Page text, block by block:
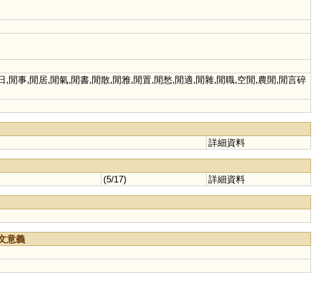
,閒事,閒居,閒氣,閒書,閒散,閒雅,閒置,閒愁,閒適,閒雜,閒職,空閒,農閒,閒言碎
詳細資料
(5/17) 詳細資料
意義